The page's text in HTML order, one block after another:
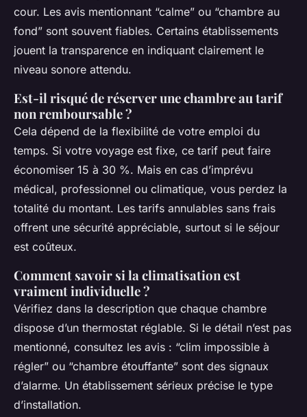
cour. Les avis mentionnant “calme” ou “chambre au
fond” sont souvent fiables. Certains établissements
jouent la transparence en indiquant clairement le
niveau sonore attendu.
Est-il risqué de réserver une chambre au tarif
non remboursable ?
Cela dépend de la flexibilité de votre emploi du
temps. Si votre voyage est fixe, ce tarif peut faire
économiser 15 à 30 %. Mais en cas d’imprévu
médical, professionnel ou climatique, vous perdez la
totalité du montant. Les tarifs annulables sans frais
offrent une sécurité appréciable, surtout si le séjour
est coûteux.
Comment savoir si la climatisation est
vraiment individuelle ?
Vérifiez dans la description que chaque chambre
dispose d’un thermostat réglable. Si le détail n’est pas
mentionné, consultez les avis : “clim impossible à
régler” ou “chambre étouffante” sont des signaux
d’alarme. Un établissement sérieux précise le type
d’installation.